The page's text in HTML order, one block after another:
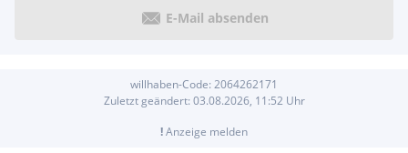
E-Mail absenden
willhaben-Code: 2064262171
Zuletzt geändert: 03.08.2026, 11:52 Uhr
!Anzeige melden